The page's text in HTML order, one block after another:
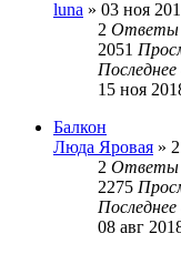
luna » 03 ноя
2 Ответы
2051
15 ноя
Балкон
Люда Яровая »
2 Ответы
2275
08 авг